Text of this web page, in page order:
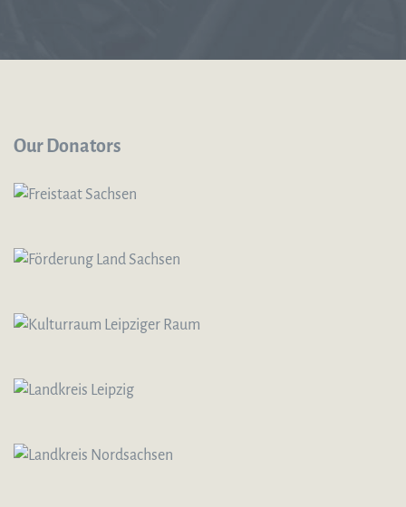
Our Donators